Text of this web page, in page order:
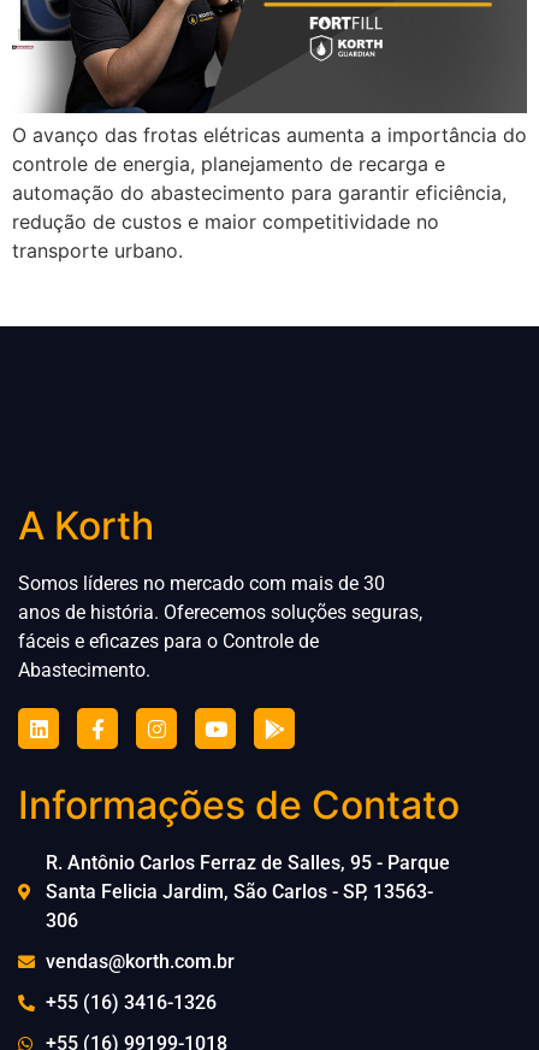
O avanço das frotas elétricas aumenta a importância do
controle de energia, planejamento de recarga e
automação do abastecimento para garantir eficiência,
redução de custos e maior competitividade no
transporte urbano.
A Korth
Somos líderes no mercado com mais de 30
anos de história. Oferecemos soluções seguras,
fáceis e eficazes para o Controle de
Abastecimento.
Informações de Contato
R. Antônio Carlos Ferraz de Salles, 95 - Parque
Santa Felicia Jardim, São Carlos - SP, 13563-
306
vendas@korth.com.br
+55 (16) 3416-1326
+55 (16) 99199-1018